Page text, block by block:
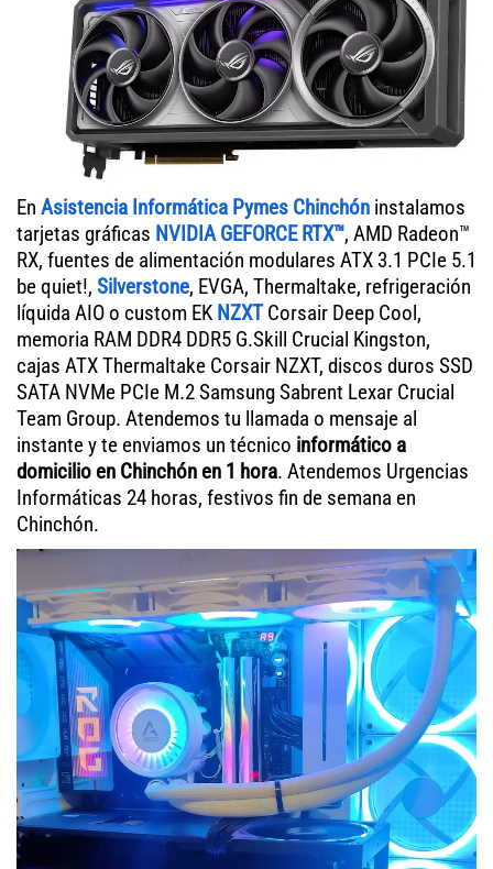
En Asistencia Informática Pymes Chinchón instalamos
tarjetas gráficas NVIDIA GEFORCE RTX™, AMD Radeon™
RX, fuentes de alimentación modulares ATX 3.1 PCIe 5.1
be quiet!, Silverstone, EVGA, Thermaltake, refrigeración
líquida AIO o custom EK NZXTCorsair Deep Cool,
memoria RAM DDR4 DDR5 G.Skill Crucial Kingston,
cajas ATX Thermaltake Corsair NZXT, discos duros SSD
SATA NVMe PCIe M.2 Samsung Sabrent Lexar Crucial
Team Group. Atendemos tu llamada o mensaje al
instante y te enviamos un técnico informático a
domicilio en Chinchón en 1 hora. Atendemos Urgencias
Informáticas 24 horas, festivos fin de semana en
Chinchón.